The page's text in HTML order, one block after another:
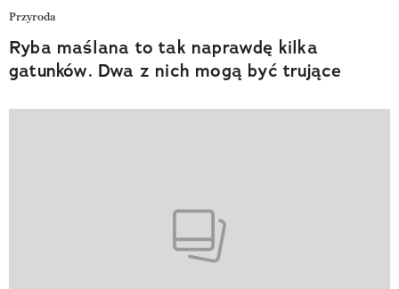
Przyroda
Ryba maślana to tak naprawdę kilka
gatunków. Dwa z nich mogą być trujące